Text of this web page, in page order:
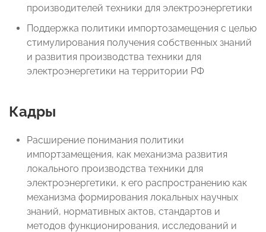
производителей техники для электроэнергетики
Поддержка политики импортозамещения с целью
стимулирования получения собственных знаний
и развития производства техники для
электроэнергетики на территории РФ
Кадры
Расширение понимания политики
импортзамещения, как механизма развития
локального производства техники для
электроэнергетики, к его распространению как
механизма формирования локальных научных
знаний, нормативных актов, стандартов и
методов функционирования, исследований и